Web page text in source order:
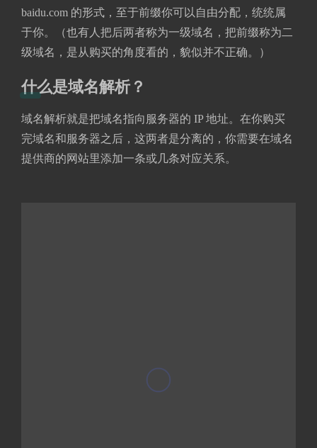
baidu.com 的形式，至于前缀你可以自由分配，统统属
于你。（也有人把后两者称为一级域名，把前缀称为二
级域名，是从购买的角度看的，貌似并不正确。）
什么是域名解析？
域名解析就是把域名指向服务器的 IP 地址。在你购买
完域名和服务器之后，这两者是分离的，你需要在域名
提供商的网站里添加一条或几条对应关系。